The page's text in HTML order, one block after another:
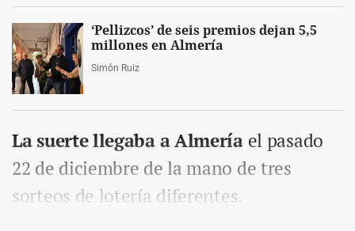
‘Pellizcos’ de seis premios dejan 5,5
millones en Almería
Simón Ruiz
La suerte llegaba a Almería el pasado
22 de diciembre de la mano de tres
sorteos de lotería diferentes.